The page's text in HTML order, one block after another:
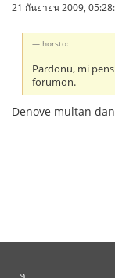
21 กันยายน 2009,
horsto:
Pardonu, mi
forumon.
Denove multan